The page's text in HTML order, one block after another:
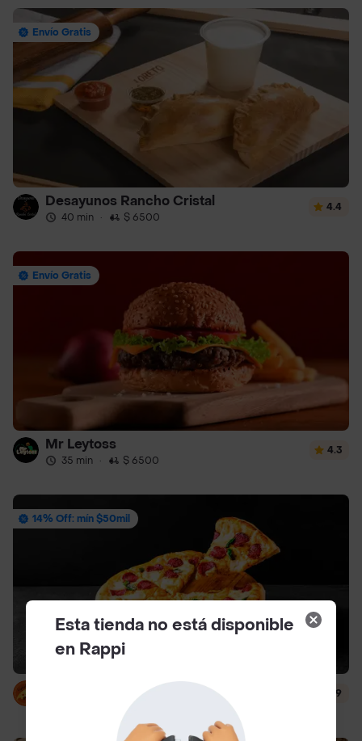
Envío Gratis
Desayunos Rancho Cristal
40 min · $ 6500
4.4
Envío Gratis
Mr Leytoss
35 min · $ 6500
4.3
14% Off: mín $50mil
$ 6500
3.9
Esta tienda no está disponible
en Rappi